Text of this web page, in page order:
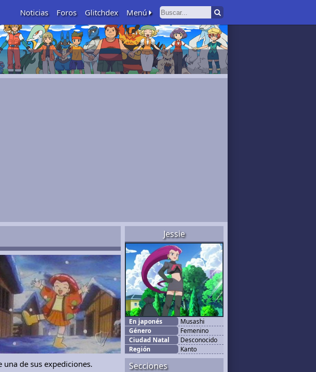
Noticias Foros Glitchdex Menú
Jessie
En japonés
Musashi
Género
Femenino
Ciudad Natal
Desconocido
Región
Kanto
Secciones
de sus expediciones.